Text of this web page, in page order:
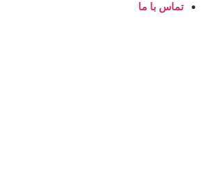
تماس با ما